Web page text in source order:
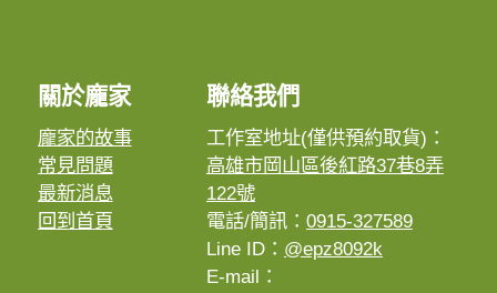
關於龐家
龐家的故事
常見問題
最新消息
回到首頁
聯絡我們
工作室地址(僅供預約取貨)：
高雄市岡山區後紅路37巷8弄
122號
電話/簡訊： 0915-327589
Line ID： @epz8092k
E-mail：